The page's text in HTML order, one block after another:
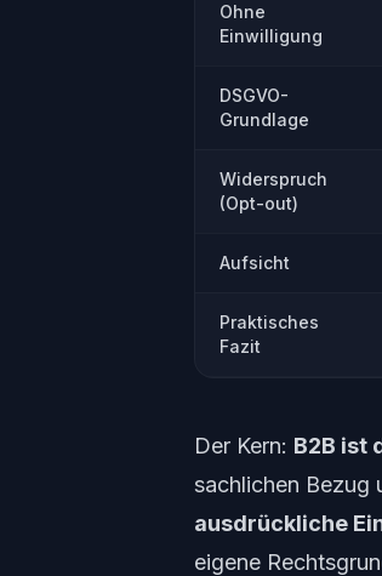
Ohne
Einwilligung
DSGVO-
Grundlage
Widerspruch
(Opt-out)
Aufsicht
Praktisches
Fazit
Der Kern: B2B ist
sachlichen Bezug
ausdrückliche
eigene